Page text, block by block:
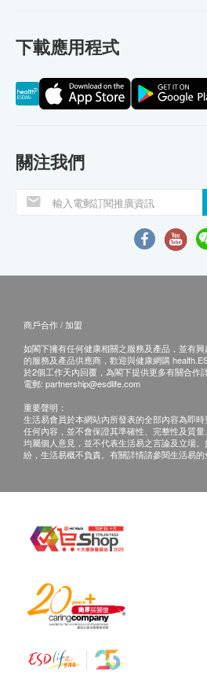
下載應用程式
關注我們
商戶合作 / 加盟
如閣下擁有任何健康相關之服務及產品，並有
的服務及產品供應商，歡迎與健康網購
於2個工作天內回覆，為閣下提供更多有關合作詳
電郵: partnership@esdlife.com
重要聲明：
生活易會員於本網站內所發表的全部內容為即
任何內容，並不會保證其準確性、完整性及質
均屬個人意見，並不代表生活易之言論及立場
紛，生活易概不負責。有關詳情請參閱生活易的